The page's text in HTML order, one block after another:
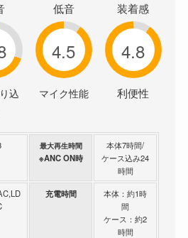
低音 装着感
込
4.5
マイク性能
4.8
利便性
最大再生時間
※ANC ON時
本体7時間/
ケース込み24
時間
充電時間
本体：約1時
間
ケース：約2
時間